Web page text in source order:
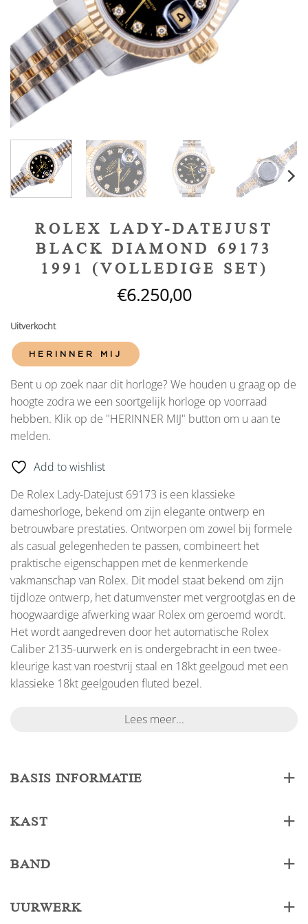
ROLEX LADY-DATEJUST
BLACK DIAMOND 69173
1991 (VOLLEDIGE SET)
€6.250,00
Uitverkocht
HERINNER MIJ
Bent u op zoek naar dit horloge? We houden u graag op de
hoogte zodra we een soortgelijk horloge op voorraad
hebben. Klik op de "HERINNER MIJ" button om u aan te
melden.
Add to wishlist
De Rolex Lady-Datejust 69173 is een klassieke
dameshorloge, bekend om zijn elegante ontwerp en
betrouwbare prestaties. Ontworpen om zowel bij formele
als casual gelegenheden te passen, combineert het
praktische eigenschappen met de kenmerkende
vakmanschap van Rolex. Dit model staat bekend om zijn
tijdloze ontwerp, het datumvenster met vergrootglas en de
hoogwaardige afwerking waar Rolex om geroemd wordt.
Het wordt aangedreven door het automatische Rolex
Caliber 2135-uurwerk en is ondergebracht in een twee-
kleurige kast van roestvrij staal en 18kt geelgoud met een
klassieke 18kt geelgouden fluted bezel.
Lees meer...
BASIS INFORMATIE
KAST
BAND
UURWERK